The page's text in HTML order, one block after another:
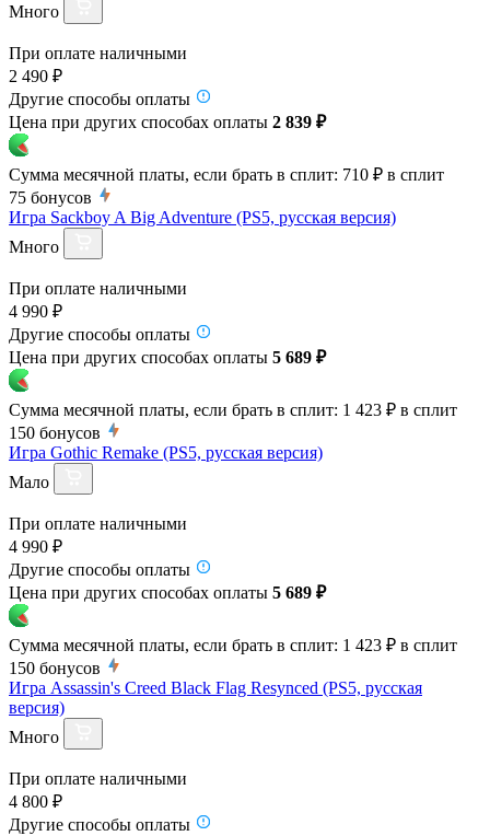
Много
При оплате наличными
2 490 ₽
Другие способы оплаты
Цена при других способах оплаты 2 839 ₽
Сумма месячной платы, если брать в сплит: 710 ₽ в сплит
75 бонусов
Игра Sackboy A Big Adventure (PS5, русская версия)
Много
При оплате наличными
4 990 ₽
Другие способы оплаты
Цена при других способах оплаты 5 689 ₽
Сумма месячной платы, если брать в сплит: 1 423 ₽ в сплит
150 бонусов
Игра Gothic Remake (PS5, русская версия)
Мало
При оплате наличными
4 990 ₽
Другие способы оплаты
Цена при других способах оплаты 5 689 ₽
Сумма месячной платы, если брать в сплит: 1 423 ₽ в сплит
150 бонусов
Игра Assassin's Creed Black Flag Resynced (PS5, русская
версия)
Много
При оплате наличными
4 800 ₽
Другие способы оплаты